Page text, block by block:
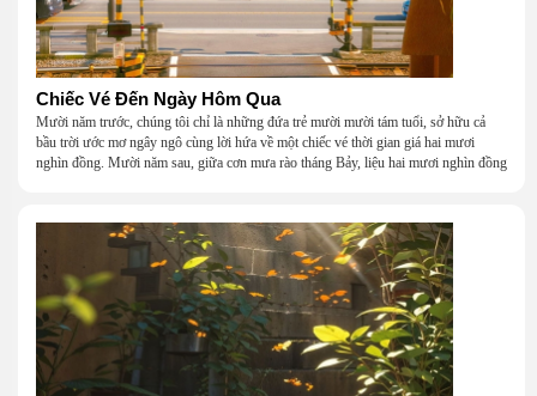
Chiếc Vé Đến Ngày Hôm Qua
Mười năm trước, chúng tôi chỉ là những đứa trẻ mười mười tám tuổi, sở hữu cả
bầu trời ước mơ ngây ngô cùng lời hứa về một chiếc vé thời gian giá hai mươi
nghìn đồng. Mười năm sau, giữa cơn mưa rào tháng Bảy, liệu hai mươi nghìn đồng